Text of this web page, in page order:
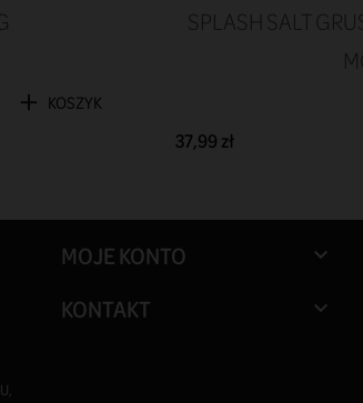
KOSZYK
SPLASH SALT
37,99 zł
MOJE KONTO 
KONTAKT 